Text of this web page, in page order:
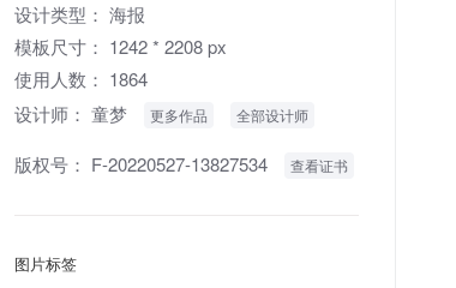
设计类型： 海报
模板尺寸： 1242 * 2208 px
使用人数： 1864
设计师： 童梦 更多作品 全部设计师
版权号： F-20220527-13827534 查看证书
图片标签